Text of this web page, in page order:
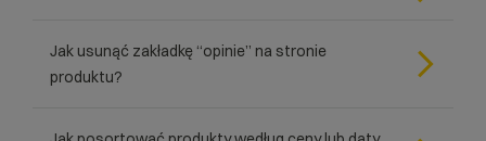
Jak usunąć zakładkę “opinie” na stronie
produktu?